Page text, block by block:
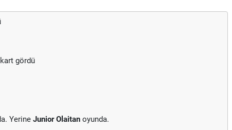
gördü
Yerine Junior Olaitan oyunda.